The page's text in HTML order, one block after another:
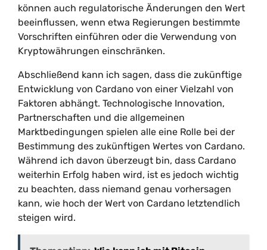
können auch regulatorische Änderungen den Wert
beeinflussen, wenn etwa Regierungen bestimmte
Vorschriften einführen oder die Verwendung von
Kryptowährungen einschränken.
Abschließend kann ich sagen, dass die zukünftige
Entwicklung von Cardano von einer Vielzahl von
Faktoren abhängt. Technologische Innovation,
Partnerschaften und die allgemeinen
Marktbedingungen spielen alle eine Rolle bei der
Bestimmung des zukünftigen Wertes von Cardano.
Während ich davon überzeugt bin, dass Cardano
weiterhin Erfolg haben wird, ist es jedoch wichtig
zu beachten, dass niemand genau vorhersagen
kann, wie hoch der Wert von Cardano letztendlich
steigen wird.